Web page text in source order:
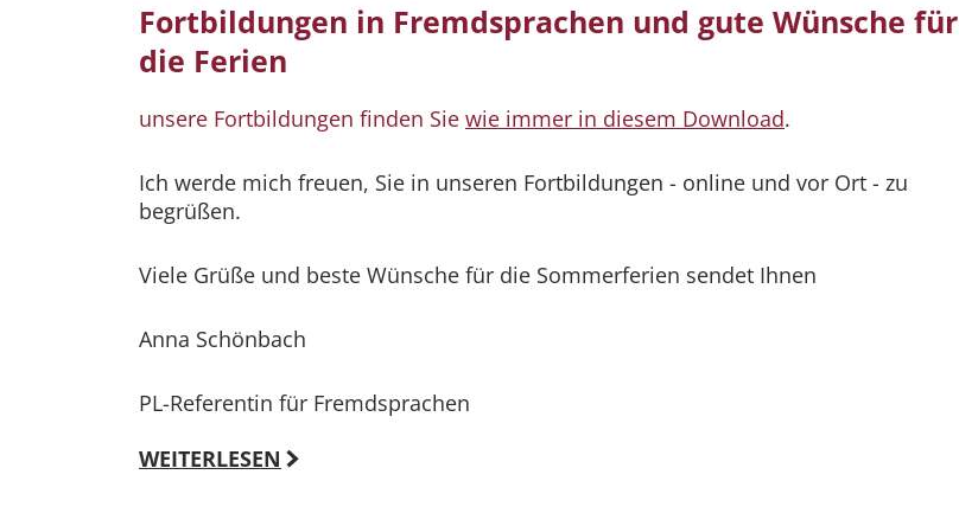
Fortbildungen in Fremdsprachen und gute Wünsche für
die Ferien
unsere Fortbildungen finden Sie wie immer in diesem Download.
Ich werde mich freuen, Sie in unseren Fortbildungen - online und vor Ort - zu
begrüßen.
Viele Grüße und beste Wünsche für die Sommerferien sendet Ihnen
Anna Schönbach
PL-Referentin für Fremdsprachen
WEITERLESEN